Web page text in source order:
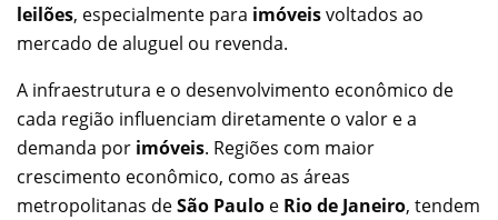
leilões, especialmente para imóveisvoltados ao
mercado de aluguel ou revenda.
A infraestrutura e o desenvolvimento econômico de
cada região influenciam diretamente o valor e a
demanda por imóveis. Regiões com maior
crescimento econômico, como as áreas
metropolitanas deSão Paulo e Rio de Janeiro, tendem